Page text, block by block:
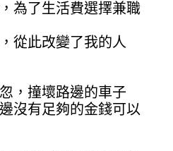
為了生活費選擇兼職
從此改變了我的人
，撞壞路邊的車子
沒有足夠的金錢可以